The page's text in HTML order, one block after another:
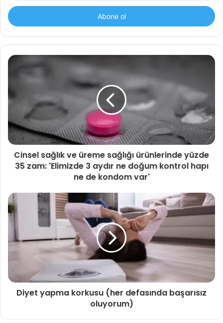
adresinizi
giriniz
Cinsel sağlık ve üreme sağlığı ürünlerinde yüzde
35 zam: 'Elimizde 3 aydır ne doğum kontrol hapı
ne de kondom var'
Diyet yapma korkusu (her defasında başarısız
oluyorum)